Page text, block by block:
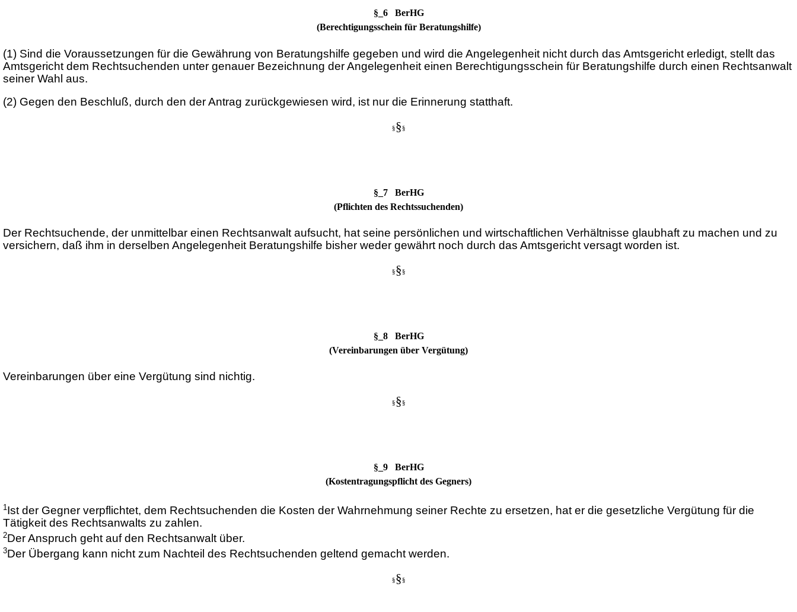
§_6 BerHG
(Berechtigungsschein für Beratungshilfe)
(1) Sind die Voraussetzungen für die Gewährung von Beratungshilfe gegeben und wird die Angelegenheit nicht durch das Amtsgericht erledigt, stellt das
Amtsgericht dem Rechtsuchenden unter genauer Bezeichnung der Angelegenheit einen Berechtigungsschein für Beratungshilfe durch einen Rechtsanwalt
seiner Wahl aus.
(2) Gegen den Beschluß, durch den der Antrag zurückgewiesen wird, ist nur die Erinnerung statthaft.
§§ §
§_7 BerHG
(Pflichten des Rechtssuchenden)
Der Rechtsuchende, der unmittelbar einen Rechtsanwalt aufsucht, hat seine persönlichen und wirtschaftlichen Verhältnisse glaubhaft zu machen und zu
versichern, daß ihm in derselben Angelegenheit Beratungshilfe bisher weder gewährt noch durch das Amtsgericht versagt worden ist.
§§ §
§_8 BerHG
(Vereinbarungen über Vergütung)
Vereinbarungen über eine Vergütung sind nichtig.
§§ §
§_9 BerHG
(Kostentragungspflicht des Gegners)
1Ist der Gegner verpflichtet, dem Rechtsuchenden die Kosten der Wahrnehmung seiner Rechte zu ersetzen, hat er die gesetzliche Vergütung für die
Tätigkeit des Rechtsanwalts zu zahlen.
2Der Anspruch geht auf den Rechtsanwalt über.
3Der Übergang kann nicht zum Nachteil des Rechtsuchenden geltend gemacht werden.
§§ §